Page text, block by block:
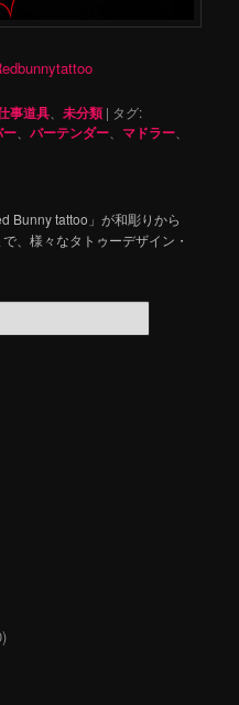
事道具 、未分類 | タグ:
ー 、バーテンダー マドラー
Bunny tattoo」が和彫りから
、様々なタトゥーデザイン・